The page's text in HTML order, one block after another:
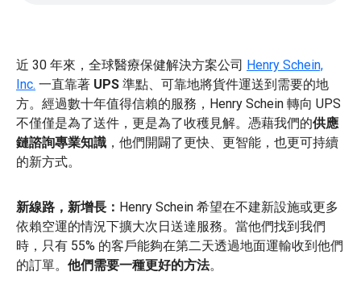
近 30 年來，全球醫療保健解決方案公司 Henry Schein,
Inc. 一直靠著 UPS 準點、可靠地將貨件運送到需要的地
方。經過數十年值得信賴的服務，Henry Schein 轉向 UPS
不僅僅是為了送件，更是為了收穫見解。憑藉我們的供應
鏈諮詢專業知識 ，他們開闢了更快、更智能，也更可持續
的新方式。
新線路，新增長： Henry Schein 希望在不建新設施或更多
依賴空運的情況下擴大次日送達服務。當他們找到我們
時，只有 55% 的客戶能夠在第二天透過地面運輸收到他們
的訂單。 他們需要一種更好的方法。